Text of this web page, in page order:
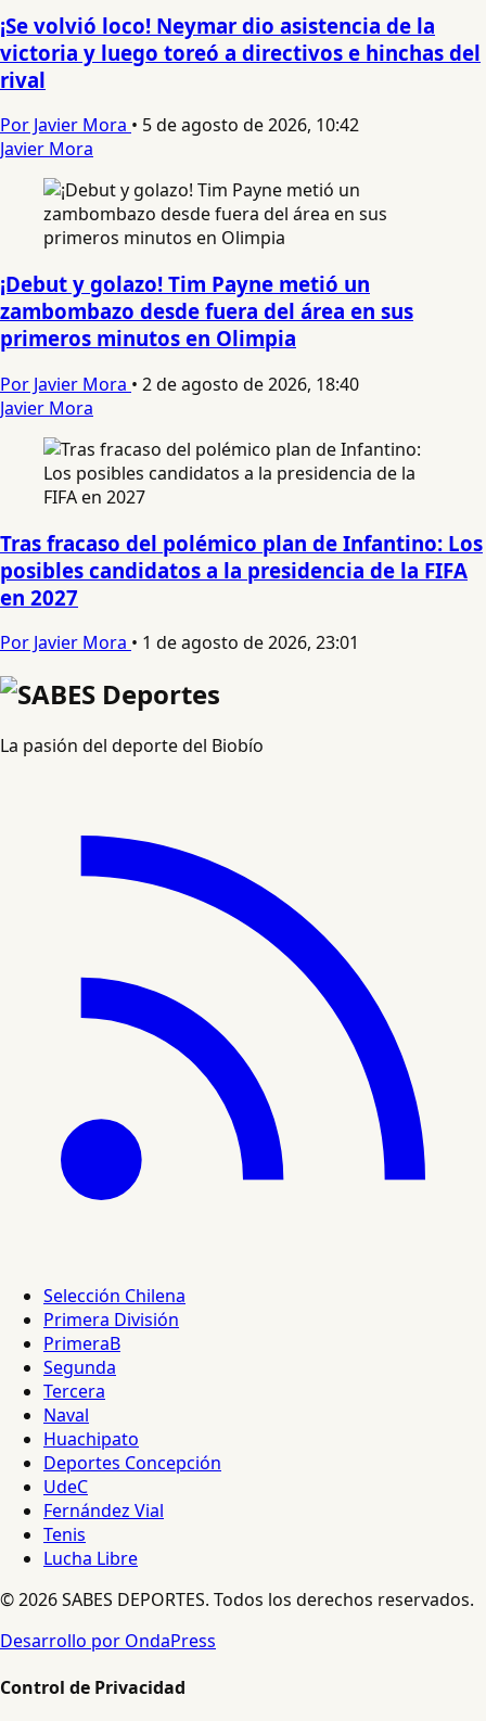
¡Se volvió loco! Neymar dio asistencia de la
victoria y luego toreó a directivos e hinchas del
rival
Por Javier Mora • 5 de agosto de 2026, 10:42
Javier Mora
¡Debut y golazo! Tim Payne metió un
zambombazo desde fuera del área en sus
primeros minutos en Olimpia
Por Javier Mora • 2 de agosto de 2026, 18:40
Javier Mora
Tras fracaso del polémico plan de Infantino: Los
posibles candidatos a la presidencia de la FIFA
en 2027
Por Javier Mora • 1 de agosto de 2026, 23:01
La pasión del deporte del Biobío
Selección Chilena
Primera División
PrimeraB
Segunda
Tercera
Naval
Huachipato
Deportes Concepción
UdeC
Fernández Vial
Tenis
Lucha Libre
© 2026 SABES DEPORTES. Todos los derechos reservados.
Desarrollo por OndaPress
Control de Privacidad